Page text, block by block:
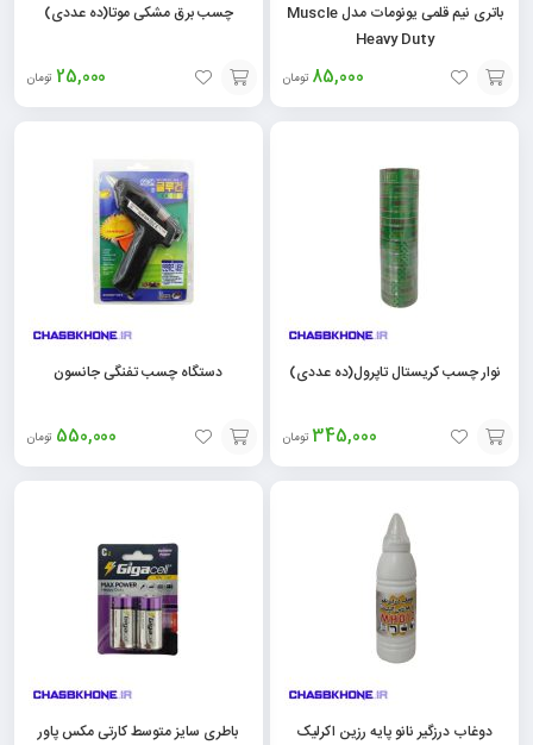
باتری نیم قلمی یونومات مدل Muscle
Heavy Duty
85,000 تومان
افزودن
چسب برق مشکی موتا(ده عددی)
25,000 تومان
افزودن
نوار چسب کریستال تاپرول(ده عددی)
345,000 تومان
افزودن
دستگاه چسب تفنگی جانسون
550,000 تومان
افزودن
دوغاب درزگیر نانو پایه رزین اکرلیک
باطری سایز متوسط کارتی مکس پاور